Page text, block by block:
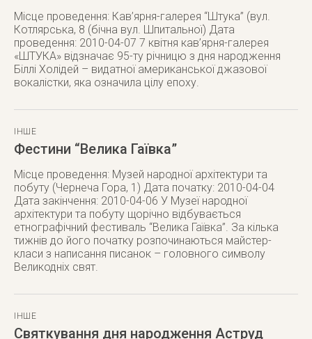
Місце проведення: Кав’ярня-галерея “Штука” (вул.
Котлярська, 8 (бічна вул. Шпитальної) Дата
проведення: 2010-04-07 7 квітня кав’ярня-галерея
«ШТУКА» відзначає 95-ту річницю з дня народження
Біллі Холідей – видатної американської джазової
вокалістки, яка означила цілу епоху.
ІНШЕ
Фестини “Велика Гаївка”
Місце проведення: Музей народної архітектури та
побуту (Чернеча Гора, 1) Дата початку: 2010-04-04
Дата закінчення: 2010-04-06 У Музеї народної
архітектури та побуту щорічно відбувається
етнографічний фестиваль “Велика Гаївка”. За кілька
тижнів до його початку розпочинаються майстер-
класи з написання писанок – головного символу
Великодніх свят.
ІНШЕ
Святкування дня народження Аструд